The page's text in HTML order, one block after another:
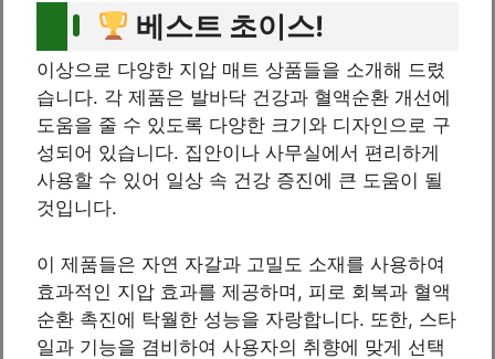
베스트 초이스!
이상으로 다양한 지압 매트 상품들을 소개해 드렸
습니다. 각 제품은 발바닥 건강과 혈액순환 개선에
도움을 줄 수 있도록 다양한 크기와 디자인으로 구
성되어 있습니다. 집안이나 사무실에서 편리하게
사용할 수 있어 일상 속 건강 증진에 큰 도움이 될
것입니다.
이 제품들은 자연 자갈과 고밀도 소재를 사용하여
효과적인 지압 효과를 제공하며, 피로 회복과 혈액
순환 촉진에 탁월한 성능을 자랑합니다. 또한, 스타
일과 기능을 겸비하여 사용자의 취향에 맞게 선택